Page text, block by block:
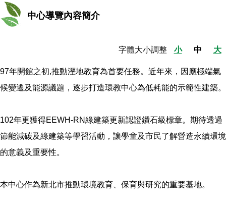
中心導覽內容簡介
字體大小調整 小 中 大
97年開館之初,推動溼地教育為首要任務。近年來，因應極端氣
候變遷及能源議題，逐步打造環教中心為低耗能的示範性建築。
102年更獲得EEWH-RN綠建築更新認證鑽石級標章。期待透過
節能減碳及綠建築等學習活動，讓學童及市民了解營造永續環境
的意義及重要性。
本中心作為新北市推動環境教育、保育與研究的重要基地。